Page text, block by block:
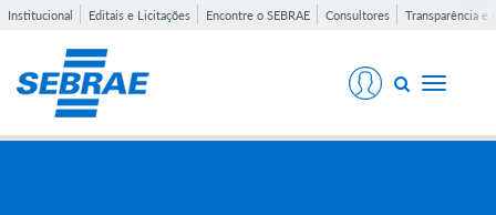
Institucional Editais e Licitações Encontre o SEBRAE Consultores Transparência e
Toggle